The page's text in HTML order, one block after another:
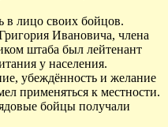
в лицо своих бойцов.
Ивановича, члена
штаба был лейтенант
у населения.
убеждённость и желание
применяться к местности.
бойцы получали